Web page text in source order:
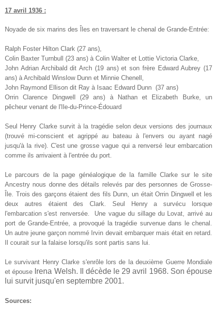
17 avril 1936 :
Noyade de six marins des Îles en traversant le chenal de Grande-Entrée:
Ralph Foster Hilton Clark (27 ans),
Colin Baxter Turnbull (23 ans) à Colin Walter et Lottie Victoria Clarke,
John Adrian Archibald dit Arch (19 ans) et son frère Edward Aubrey (17
ans) à Archibald Winslow Dunn et Minnie Chenell,
John Raymond Ellison dit Ray à Isaac Edward Dunn (37 ans)
Orrin Clarence Dingwell (29 ans) à Nathan et Elizabeth Burke, un
pêcheur venant de l'Ile-du-Prince-Édouard
Seul Henry Clarke survit à la tragédieselon deux versions des journaux
(trouvé mi-conscient et agrippéau bateau à l'envers ou ayant nagé
jusqu'à la rive). C'est une grosse vague qui a renversé leur embarcation
comme ils arrivaient à l 'entrée du port.
Le parcours de la page généalogique de la famille Clarke sur le site
Ancestry nous donne des détails relevés par des personnes de Grosse-
Île Trois des garçons étaient des fils Dunn, un était Orrin Dingwell et les
deux autres étaient des Clark. Seul
Henry a survécu lorsque
l'embarcations'est renversée. Une vaguedu sillage du Lovat, arrivéau
port de Grande-Entrée, a provoqué la tragédie survenue dans le chenal
Un autre jeune garçon nommé Irvin devait embarquer mais était en retard.
Il courait sur la falaise lorsqu'ils sont partis sans lui.
Le survivant Henry C larke s'enrôl elors de ladeuxième Guerre Mondiale
etépouse Irena Welsh. Il décède le 29 avril 1968. Son épouse
lui survit jusqu'en septembre 2001.
Sources: